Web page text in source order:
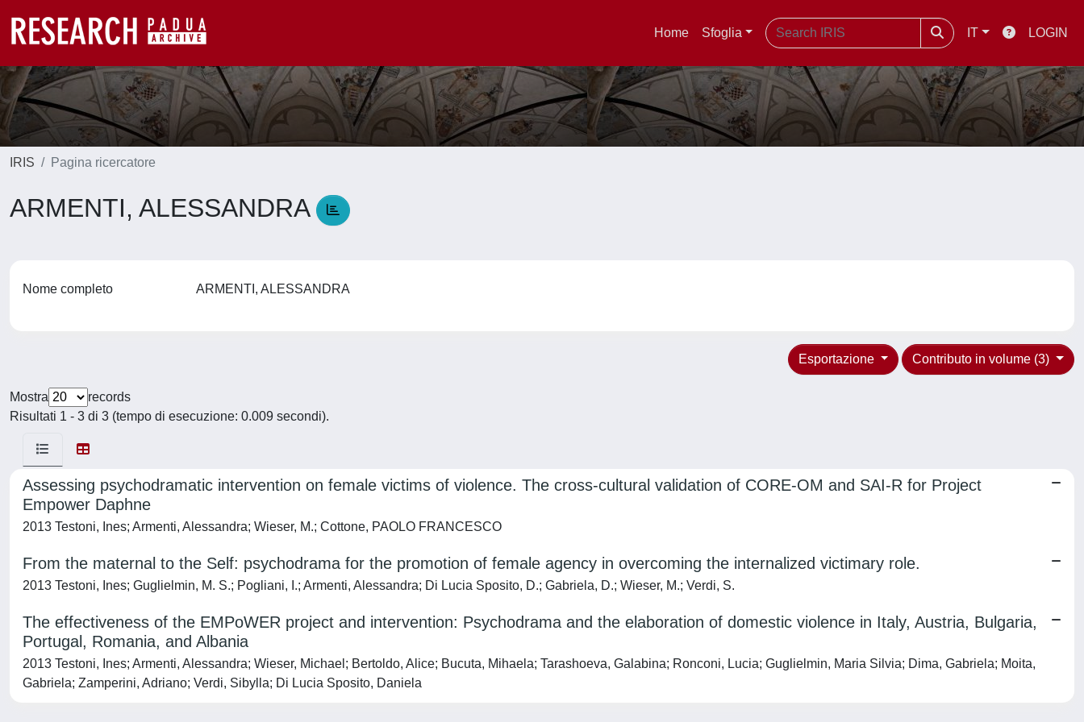
Home Sfoglia IT LOGIN
IRIS Pagina ricercatore
ARMENTI, ALESSANDRA
Nome completo ARMENTI, ALESSANDRA
Contributo in volume (3)
Esportazione
Mostra
records
Risultati 1 - 3 di 3 (tempo di esecuzione: 0.009 secondi).
Assessing psychodramatic intervention on female victims of violence. The cross-cultural validation of CORE-OM and SAI-R for Project
Empower Daphne
2013 Testoni, Ines; Armenti, Alessandra; Wieser, M.; Cottone, PAOLO FRANCESCO
From the maternal to the Self: psychodrama for the promotion of female agency in overcoming the internalized victimary role.
2013 Testoni, Ines; Guglielmin, M. S.; Pogliani, I.; Armenti, Alessandra; Di Lucia Sposito, D.; Gabriela, D.; Wieser, M.; Verdi, S.
The effectiveness of the EMPoWER project and intervention: Psychodrama and the elaboration of domestic violence in Italy, Austria, Bulgaria,
Portugal, Romania, and Albania
2013 Testoni, Ines; Armenti, Alessandra; Wieser, Michael; Bertoldo, Alice; Bucuta, Mihaela; Tarashoeva, Galabina; Ronconi, Lucia; Guglielmin, Maria Silvia; Dima, Gabriela; Moita,
Gabriela; Zamperini, Adriano; Verdi, Sibylla; Di Lucia Sposito, Daniela